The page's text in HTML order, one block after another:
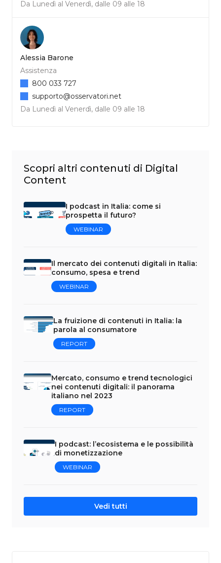
Da Lunedì al Venerdì, dalle 09 alle 18
Alessia Barone
Assistenza
Da Lunedì al Venerdì, dalle 09 alle 18
800 033 727
supporto@osservatori.net
Scopri altri contenuti di Digital
Content
I podcast in Italia: come si
prospetta il futuro?
WEBINAR
Il mercato dei contenuti digitali in Italia:
consumo, spesa e trend
WEBINAR
La fruizione di contenuti in Italia: la
parola al consumatore
REPORT
Mercato, consumo e trend tecnologici
nei contenuti digitali: il panorama
italiano nel 2023
REPORT
I podcast: l’ecosistema e le possibilità
di monetizzazione
WEBINAR
Vedi tutti